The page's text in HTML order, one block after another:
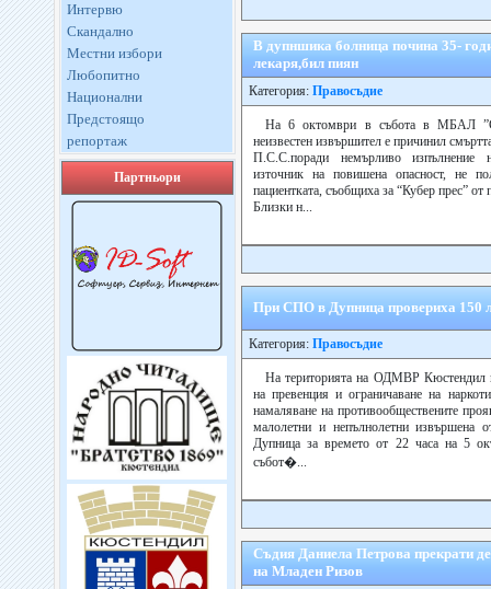
Интервю
Скандално
Местни избори
Любопитно
Национални
Предстоящо
репортаж
Партньори
В дупншика болница почина 35-
лекаря,бил пиян
Категория: Правосъдие
На 6 октомври в събота в МБАЛ
неизвестен извършител е причинил
П.С.С.поради немърливо изпълнение
източник на повишена опасност, не
пациентката, съобщиха за “Кубер прес”
Близки н...
При СПО в Дупница провериха 150
Категория: Правосъдие
На територията на ОДМВР Кюстендил
на превенция и ограничаване на
намаляване на противообществените
малолетни и непълнолетни извършена
Дупница за времето от 22 часа на 5
събот�...
Съдия Даниела Петрова прекрати
на Младен Ризов